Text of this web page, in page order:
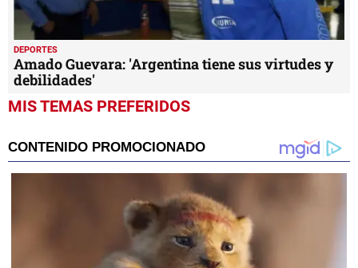
DEPORTES
Amado Guevara: 'Argentina tiene sus virtudes y
debilidades'
MIS TEMAS PREFERIDOS